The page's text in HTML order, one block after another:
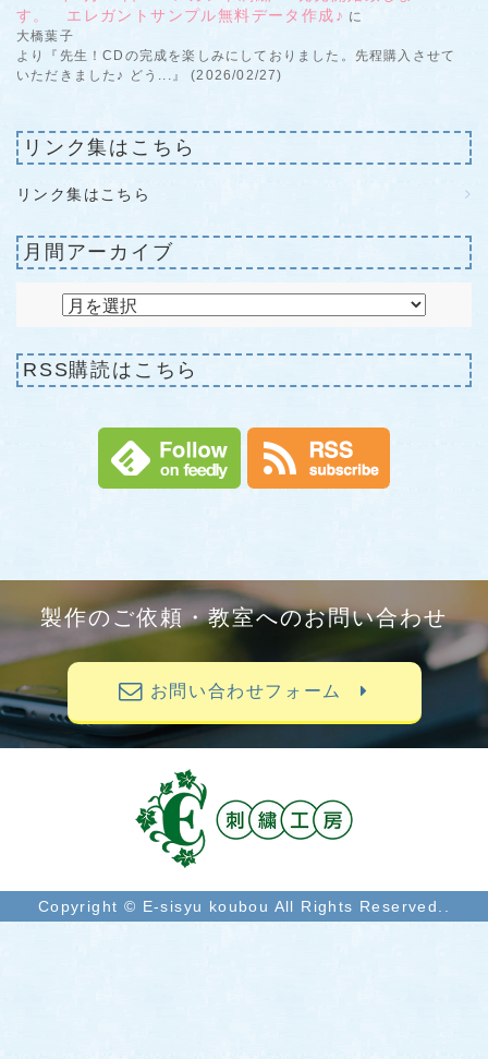
す。 エレガントサンプル無料データ作成♪ に
大橋葉子
より『先生！CDの完成を楽しみにしておりました。先程購入させて
いただきました♪ どう...』 (2026/02/27)
リンク集はこちら
リンク集はこちら
月間アーカイブ
RSS購読はこちら
製作のご依頼・教室へのお問い合わせ
お問い合わせフォーム
Copyright © E-sisyu koubou All Rights Reserved..